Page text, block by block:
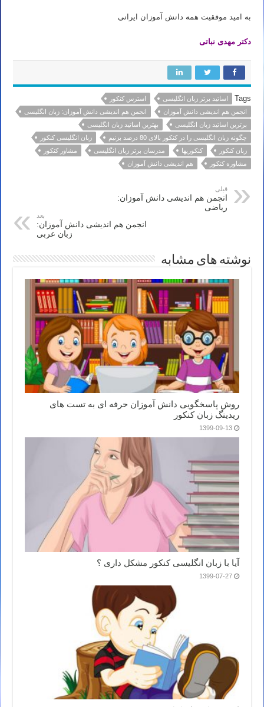
به امید موفقیت همه دانش آموزان ایرانی
دکتر مهدی نباتی
Tags اساتید برتر زبان انگلیسی
استرس کنکور
انجمن هم اندیشی دانش آموزان
انجمن هم اندیشی دانش آموزان: زبان انگلیسی
برترین اساتید زبان انگلیسی
بهترین اساتید زبان انگلیسی
چگونه زبان انگلیسی را در کنکور بالای 80 درصد بزنیم
زبان انگلیسی کنکور
زبان کنکور
کنکوریها مدرسان برتر زبان انگلیسی
مشاور کنکور
مشاوره کنکور
هم اندیشی دانش آموزان
قبلی
انجمن هم اندیشی دانش آموزان:
ریاضی
بعد
انجمن هم اندیشی دانش آموزان:
زبان عربی
نوشته های مشابه
روش پاسخگویی دانش آموزان حرفه ای به تست های
ریدینگ زبان کنکور
1399-09-13
آیا با زبان انگلیسی کنکور مشکل داری ؟
1399-07-27